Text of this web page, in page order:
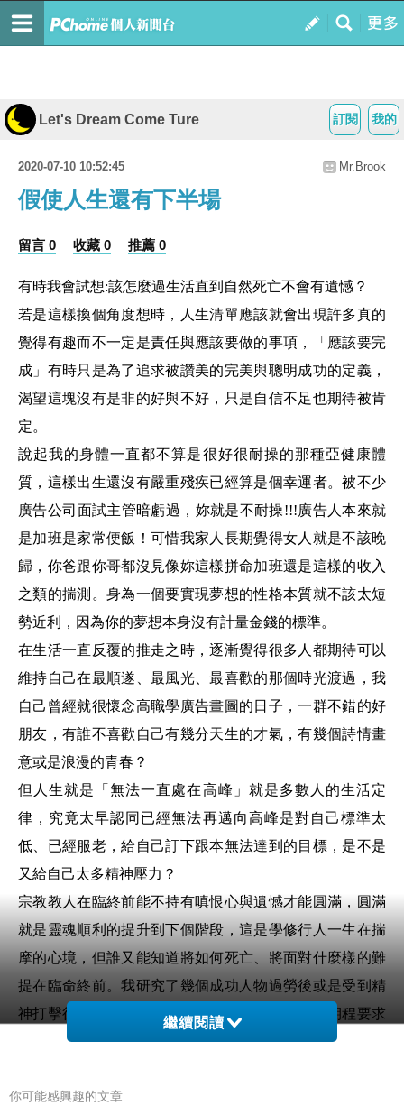
我的
訂閱
Let's Dream Come Ture
2020-07-10 10:52:45 Mr.Brook
假使人生還有下半場
留言 0 收藏 0 推薦 0
有時我會試想:該怎麼過生活直到自然死亡不會有遺憾？
若是這樣換個角度想時，人生清單應該就會出現許多真的
覺得有趣而不一定是責任與應該要做的事項，「應該要完
成」有時只是為了追求被讚美的完美與聰明成功的定義，
渴望這塊沒有是非的好與不好，只是自信不足也期待被肯
定。
說起我的身體一直都不算是很好很耐操的那種亞健康體
質，這樣出生還沒有嚴重殘疾已經算是個幸運者。被不少
廣告公司面試主管暗虧過，妳就是不耐操!!!廣告人本來就
是加班是家常便飯！可惜我家人長期覺得女人就是不該晚
歸，你爸跟你哥都沒見像妳這樣拼命加班還是這樣的收入
之類的揣測。身為一個要實現夢想的性格本質就不該太短
勢近利，因為你的夢想本身沒有計量金錢的標準。
在生活一直反覆的推走之時，逐漸覺得很多人都期待可以
維持自己在最順遂、最風光、最喜歡的那個時光渡過，我
自己曾經就很懷念高職學廣告畫圖的日子，一群不錯的好
朋友，有誰不喜歡自己有幾分天生的才氣，有幾個詩情畫
意或是浪漫的青春？
但人生就是「無法一直處在高峰」就是多數人的生活定
律，究竟太早認同已經無法再邁向高峰是對自己標準太
低、已經服老，給自己訂下跟本無法達到的目標，是不是
又給自己太多精神壓力？
宗教教人在臨終前能不持有嗔恨心與遺憾才能圓滿， 圓滿
就是靈魂順利的提升到下個階段， 這是學修行人一生在揣
摩的心境，但誰又能知道將如何死亡、將面對什麼樣的難
提在臨命終前。我研究了幾個成功人物過勞後或是受到精
神打擊後釐患精神疾病時，深深覺得他們把自己期程要求
的太完美，無法接受不完美的批評，或是對自己無法順利
失去意義-----不想面對衰老與疾病的到來。
繼續閱讀
你可能感興趣的文章